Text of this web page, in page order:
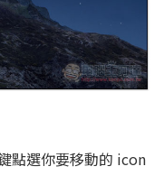
點選你要移動的 icon